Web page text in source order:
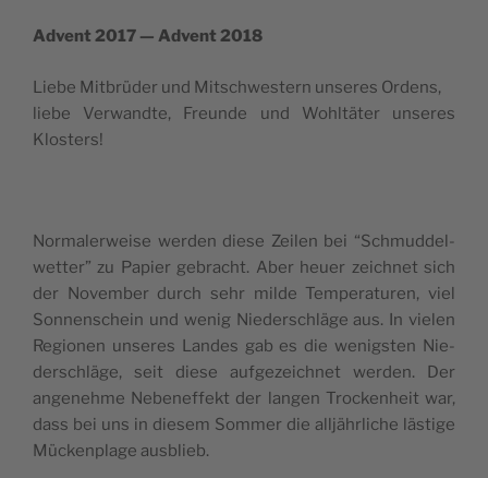
Advent 2017 — Advent 2018
Lie­be Mit­brü­der und Mitsch­we­stern unse­res Ordens,
lie­be Ver­wand­te, Freun­de und Wohl­tä­ter unse­res
Klosters!
Nor­ma­ler­wei­se wer­den die­se Zei­len bei “Sch­mud­del­
wet­ter” zu Papier gebra­cht. Aber heuer zeich­net sich
der Novem­ber durch sehr mil­de Tem­pe­ra­tu­ren, viel
Son­nen­schein und wenig Nie­der­schlä­ge aus. In vie­len
Regio­nen unse­res Lan­des gab es die wenig­sten Nie­
der­schlä­ge, seit die­se auf­ge­zeich­net wer­den. Der
ange­neh­me Nebe­nef­fekt der lan­gen Troc­ken­heit war,
dass bei uns in die­sem Som­mer die alljähr­li­che lästi­ge
Müc­ken­pla­ge ausblieb.